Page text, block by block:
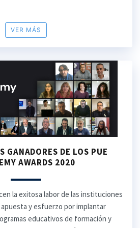
VER MÁS
GANADORES DE LOS PUE
AWARDS 2020
la exitosa labor de las instituciones
y esfuerzo por implantar
educativos de formación y